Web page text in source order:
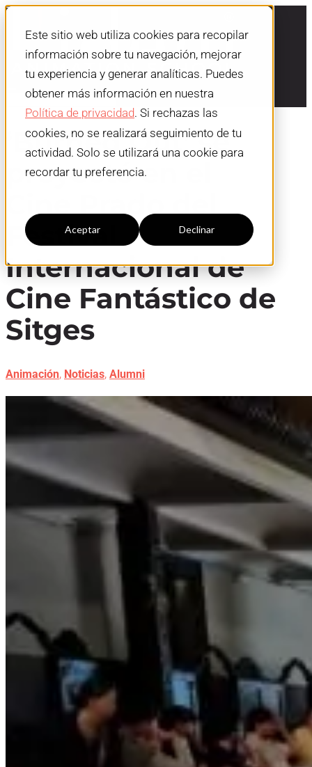
Este sitio web utiliza cookies para recopilar
información sobre tu navegación, mejorar
tu experiencia y generar analíticas. Puedes
obtener más información en nuestra
Política de privacidad. Si rechazas las
cookies, no se realizará seguimiento de tu
actividad. Solo se utilizará una cookie para
recordar tu preferencia.
Aceptar Declinar
‘Burned Out’ se
proyectó en el
Festival
Internacional de
Cine Fantástico de
Sitges
Animación, Noticias, Alumni